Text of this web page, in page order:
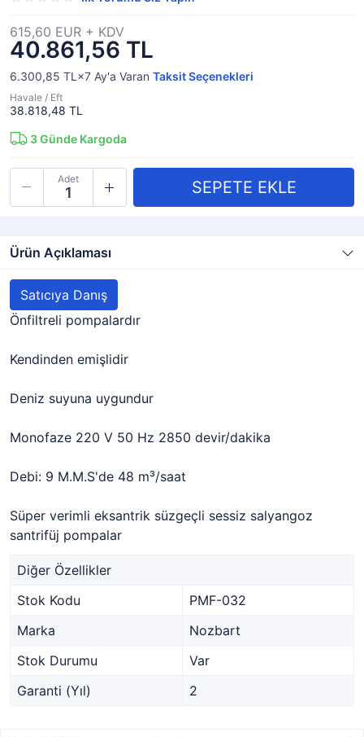
40.861,56 TL
615,60 EUR + KDV
6.300,85 TL×7 Ay'a Varan Taksit Seçenekleri
Havale / Eft
38.818,48 TL
3Günde Kargoda
Adet
Ürün Açıklaması
Satıcıya Danış
Önfiltreli pompalardır
Kendinden emişlidir
Deniz suyuna uygundur
Monofaze 220 V 50 Hz 2850 devir/dakika
Debi: 9 M.M.S'de 48 m³/saat
Süper verimli eksantrik süzgeçli sessiz salyangoz
santrifüj pompalar
Diğer Özellikler
Stok Kodu
PMF-032
Marka
Nozbart
Stok Durumu
Var
Garanti (Yıl)
2